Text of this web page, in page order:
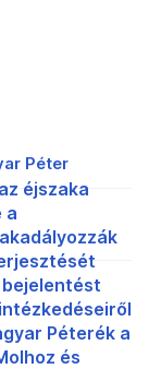
Péter
éjszaka
a
Péterék a
és